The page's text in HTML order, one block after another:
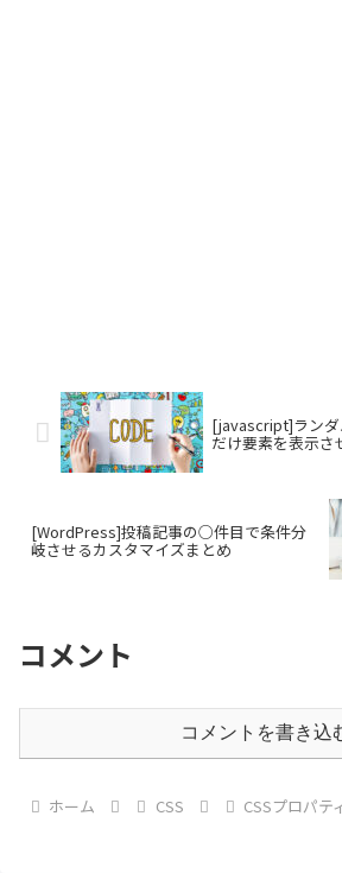
[javascript]ランダ
だけ要素を表示
[WordPress]投稿記事の○件目で条件分
岐させるカスタマイズまとめ
コメント
コメントを書き込
ホーム CSS CSSプロパテ